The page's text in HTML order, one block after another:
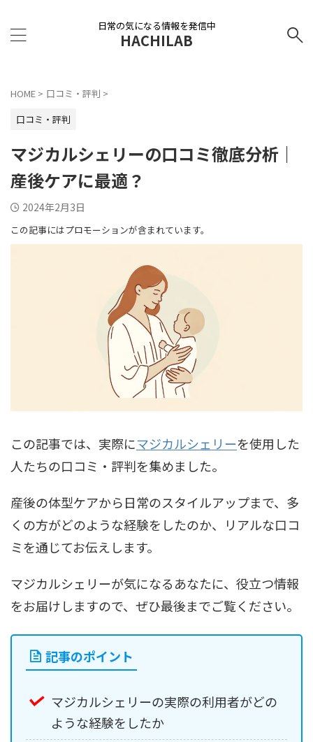
日常の気になる情報を発信中
HACHILAB
HOME > 口コミ・評判 >
口コミ・評判
マジカルシェリーの口コミ徹底分析｜
産後ケアに最適？
2024年2月3日
この記事にはプロモーションが含まれています。
この記事では、実際にマジカルシェリーを使用した
人たちの口コミ・評判を集めました。
産後の体型ケアから日常のスタイルアップまで、多
くの方がどのような経験をしたのか、リアルな口コ
ミを通じてお伝えします。
マジカルシェリーが気になるあなたに、役立つ情報
をお届けしますので、ぜひ最後までご覧ください。
記事のポイント
マジカルシェリーの実際の利用者がどの
ような経験をしたか